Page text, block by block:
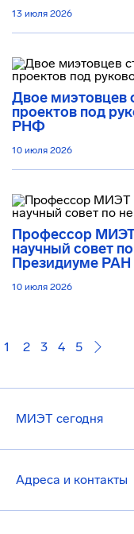
13 июля 2026
Двое миэтовцев
проектов под
РНФ
10 июля 2026
Профессор
научный совет
Президиуме РАН
10 июля 2026
1 2 3 4 5
МИЭТ сегодня
Адреса и контакты